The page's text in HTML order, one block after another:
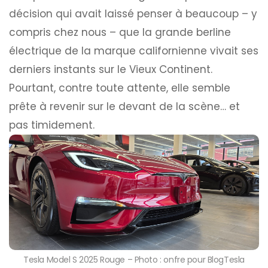
décision qui avait laissé penser à beaucoup – y
compris chez nous – que la grande berline
électrique de la marque californienne vivait ses
derniers instants sur le Vieux Continent.
Pourtant, contre toute attente, elle semble
prête à revenir sur le devant de la scène… et
pas timidement.
Tesla Model S 2025 Rouge – Photo : onfre pour BlogTesla